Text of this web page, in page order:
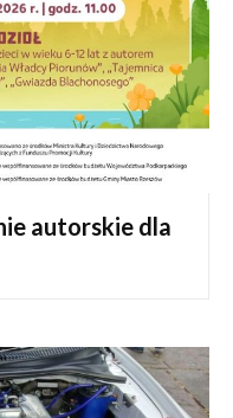
autorskie dla